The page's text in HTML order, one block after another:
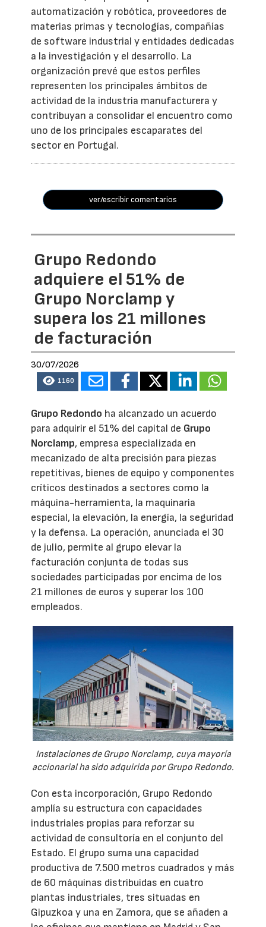
automatización y robótica, proveedores de
materias primas y tecnologías, compañías
de software industrial y entidades dedicadas
a la investigación y el desarrollo. La
organización prevé que estos perfiles
representen los principales ámbitos de
actividad de la industria manufacturera y
contribuyan a consolidar el encuentro como
uno de los principales escaparates del
sector en Portugal.
ver/escribir comentarios
Grupo Redondo
adquiere el 51% de
Grupo Norclamp y
supera los 21 millones
de facturación
30/07/2026
1160
Grupo Redondo ha alcanzado un acuerdo
para adquirir el 51% del capital de Grupo
Norclamp, empresa especializada en
mecanizado de alta precisión para piezas
repetitivas, bienes de equipo y componentes
críticos destinados a sectores como la
máquina-herramienta, la maquinaria
especial, la elevación, la energía, la seguridad
y la defensa. La operación, anunciada el 30
de julio, permite al grupo elevar la
facturación conjunta de todas sus
sociedades participadas por encima de los
21 millones de euros y superar los 100
empleados.
Instalaciones de Grupo Norclamp, cuya mayoría
accionarial ha sido adquirida por Grupo Redondo.
Con esta incorporación, Grupo Redondo
amplía su estructura con capacidades
industriales propias para reforzar su
actividad de consultoría en el conjunto del
Estado. El grupo suma una capacidad
productiva de 7.500 metros cuadrados y más
de 60 máquinas distribuidas en cuatro
plantas industriales, tres situadas en
Gipuzkoa y una en Zamora, que se añaden a